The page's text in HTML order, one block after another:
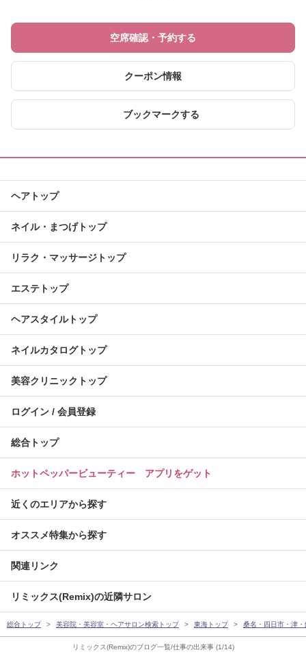
リミックス(Remix)のブログ一覧/仕事の出来事 (1/14)
空席確認・予約する
クーポン情報
ブックマークする
ヘアトップ
ネイル・まつげトップ
リラク・マッサージトップ
エステトップ
ヘアスタイルトップ
ネイルカタログトップ
美容クリニックトップ
ログイン / 会員登録
総合トップ
ホットペッパービューティー アプリをゲット
近くのエリアから探す
オススメ特集から探す
関連リンク
リミックス(Remix)の近隣サロン
総合トップ 美容院・美容室・ヘアサロン検索トップ 東海トップ 桑名・四日市・津